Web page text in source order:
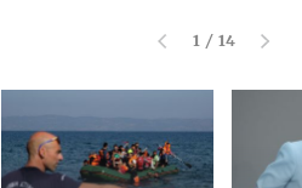
1 / 14